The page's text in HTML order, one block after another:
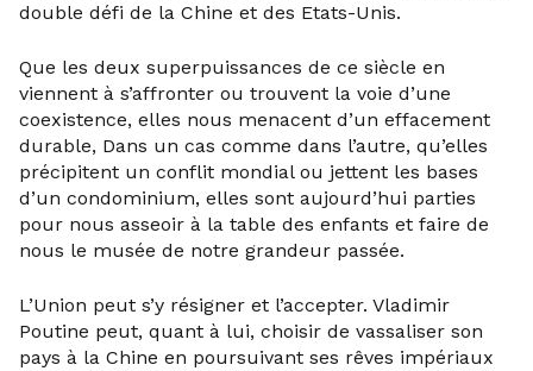
double défi de la Chine et des Etats-Unis.
Que les deux superpuissances de ce siècle en
viennent à s’affronter ou trouvent la voie d’une
coexistence, elles nous menacent d’un effacement
durable, Dans un cas comme dans l’autre, qu’elles
précipitent un conflit mondial ou jettent les bases
d’un condominium, elles sont aujourd’hui parties
pour nous asseoir à la table des enfants et faire de
nous le musée de notre grandeur passée.
L’Union peut s’y résigner et l’accepter. Vladimir
Poutine peut, quant à lui, choisir de vassaliser son
pays à la Chine en poursuivant ses rêves impériaux